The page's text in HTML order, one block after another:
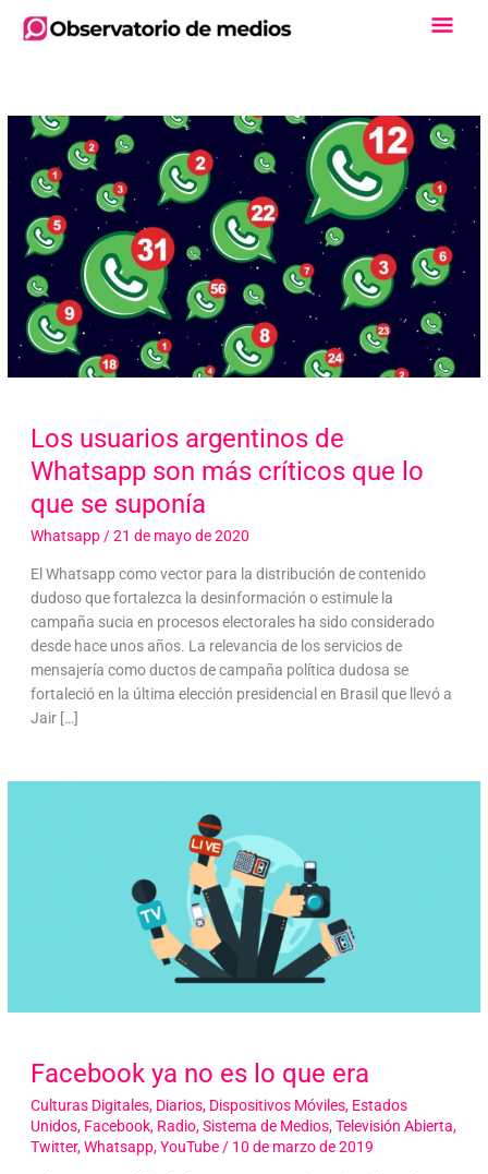
Los usuarios argentinos de
Whatsapp son más críticos que lo
que se suponía
Whatsapp/21 de mayo de 2020
El Whatsapp como vector para la distribución de contenido
dudoso que fortalezca la desinformación o estimule la
campaña sucia en procesos electorales ha sido considerado
desde hace unos años. La relevancia de los servicios de
mensajería como ductos de campaña política dudosa se
fortaleció en la última elección presidencial en Brasil que llevó a
Jair […]
Facebook ya no es lo que era
Culturas Digitales, Diarios, Dispositivos Móviles, Estados
Unidos, Facebook, Radio,Sistema de Medios,Televisión Abierta,
Twitter,Whatsapp,YouTube/ 10 de marzo de 2019